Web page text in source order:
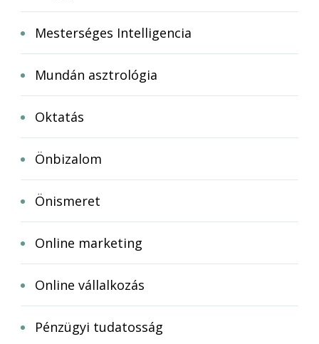
Mesterséges Intelligencia
Mundán asztrológia
Oktatás
Önbizalom
Önismeret
Online marketing
Online vállalkozás
Pénzügyi tudatosság